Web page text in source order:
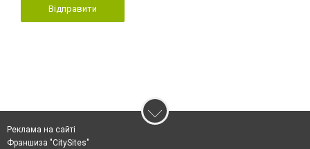
Відправити
Реклама на сайті
Франшиза "CitySites"